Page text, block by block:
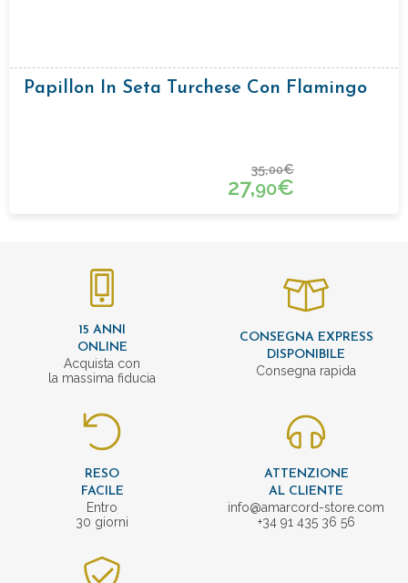
Papillon In Seta Turchese Con Flamingo
35,00€
27,90€
15 ANNI
ONLINE
Acquista con
la massima fiducia
CONSEGNA EXPRESS
DISPONIBILE
Consegna rapida
RESO
FACILE
Entro
30 giorni
ATTENZIONE
AL CLIENTE
info@amarcord-store.com
+34 91 435 36 56